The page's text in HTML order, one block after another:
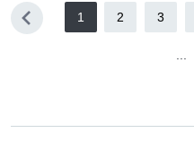
1 2 3